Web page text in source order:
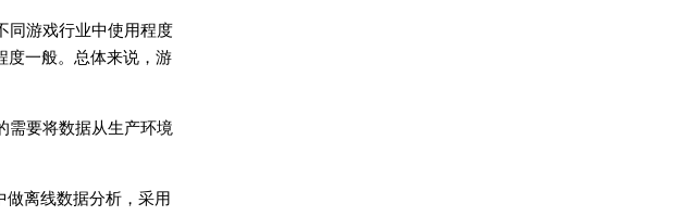
同游戏行业中使用程度
度一般。总体来说，游
需要将数据从生产环境
离线数据分析，采用